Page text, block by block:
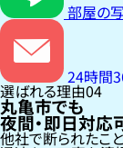
部屋の
24時間
選ばれる理由04
丸亀市でも
夜間・即日対応
他社で断られたこ